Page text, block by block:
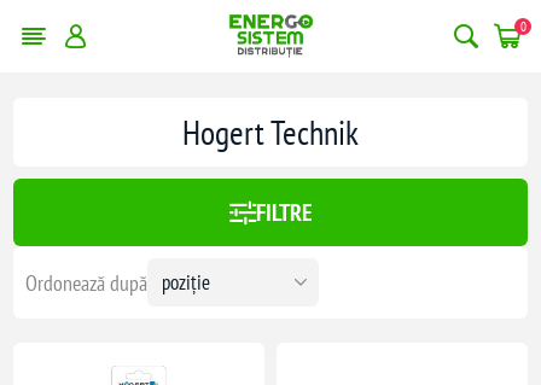
0
filtrele
Hogert Technik
FILTRE
Ordonează după